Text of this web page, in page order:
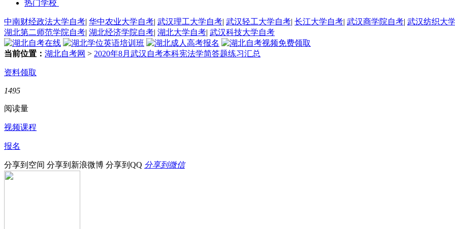
热门学校
中南财经政法大学自考| 华中农业大学自考| 武汉理工大学自考| 武汉轻工大学自考| 长江大学自考| 武汉商学院自考| 武汉纺织大
湖北第二师范学院自考| 湖北经济学院自考| 湖北大学自考| 武汉科技大学自考
当前位置： 湖北自考网 > 2020年8月武汉自考本科宪法学简答题练习汇总
资料领取
1495
阅读量
视频课程
报名
分享到空间 分享到新浪微博 分享到QQ 分享到微信